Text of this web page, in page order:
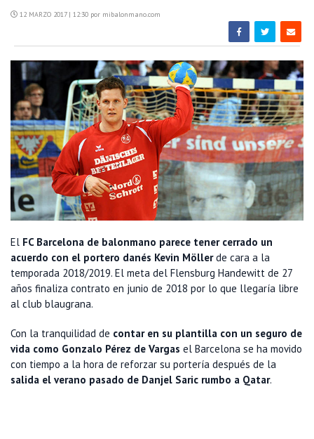
12 MARZO 2017 | 12:30 por mibalonmano.com
El FC Barcelona de balonmano parece tener cerrado un
acuerdo con el portero danés Kevin Möllerde cara a la
temporada 2018/2019. El meta del Flensburg Handewitt de 27
años finaliza contrato en junio de 2018 por lo que llegaría libre
al club blaugrana.
Con la tranquilidad de contar en su plantilla con un seguro de
vida como Gonzalo Pérez de Vargas el Barcelona se ha movido
con tiempo a la hora de reforzar su portería después de la
salida el verano pasado de Danjel Saric rumbo a Qatar.